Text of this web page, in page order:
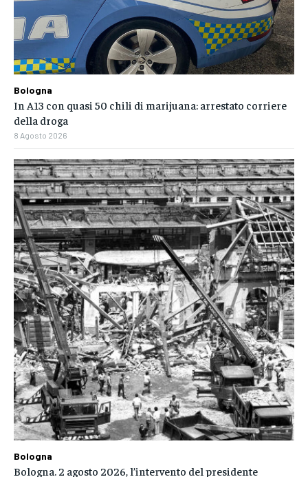
Bologna
In A13 con quasi 50 chili di marijuana: arrestato corriere
della droga
8 Agosto 2026
Bologna
Bologna. 2 agosto 2026, l’intervento del presidente